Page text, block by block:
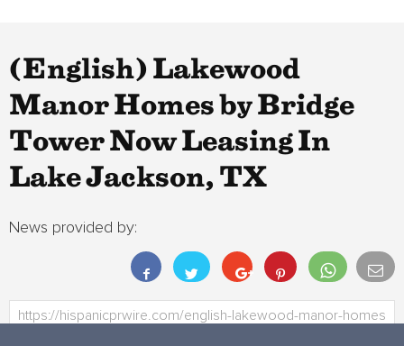
(English) Lakewood
Manor Homes by Bridge
Tower Now Leasing In
Lake Jackson, TX
News provided by: